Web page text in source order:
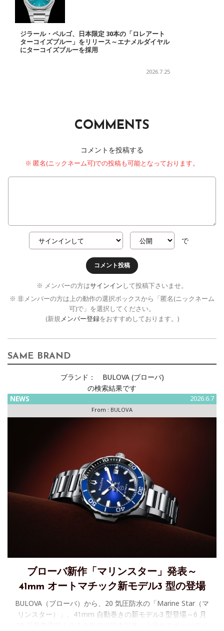
ジラール・ペルゴ、日本限定 30本の「ロレアート
ターコイズブルー」をリリース～エナメルダイヤル
にターコイズブルーを採用
2026.7.25
COMMENTS
コメントを投稿する
※ 匿名(ニックネーム可)での投稿も可能となっております。
で
コメント投稿
※ メンバーの方はサインイン して投稿下さいませ。
※ 非メンバーの方は上の動作の選択ボックスから「匿名(ニックネーム
可)で」を選択してください。
(新規メンバー登録をおすすめしております。)
SAME BRAND
ブランド：
BULOVA (ブローバ)
の検索結果です
NEWS 2026.6.7
From : BULOVA
ブローバ新作「マリンスター」発表～
41mm オートマチック新モデル3 型の登場
BULOVA（ブローバ）から、20 気圧防水の「Marine Star（マ
リンスター）」、41mm 自動巻きの新モデル3 型登場～6 月